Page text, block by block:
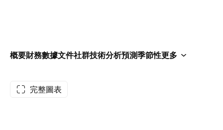
概要財務數據文件社群技術分析預測季節性更多
完整圖表